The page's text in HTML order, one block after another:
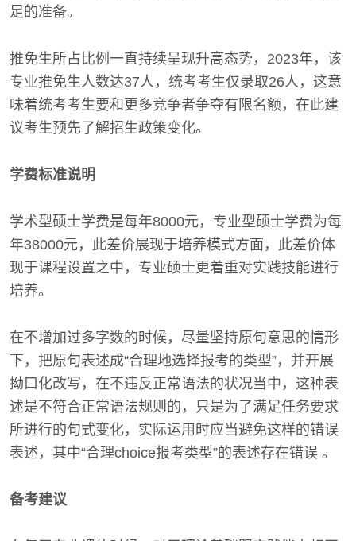
足的准备。
推免生所占比例一直持续呈现升高态势，2023年，该
专业推免生人数达37人，统考考生仅录取26人，这意
味着统考考生要和更多竞争者争夺有限名额，在此建
议考生预先了解招生政策变化。
学费标准说明
学术型硕士学费是每年8000元，专业型硕士学费为每
年38000元，此差价展现于培养模式方面，此差价体
现于课程设置之中，专业硕士更着重对实践技能进行
培养。
在不增加过多字数的时候，尽量坚持原句意思的情形
下，把原句表述成“合理地选择报考的类型”，并开展
拗口化改写，在不违反正常语法的状况当中，这种表
述是不符合正常语法规则的，只是为了满足任务要求
所进行的句式变化，实际运用时应当避免这样的错误
表述，其中“合理choice报考类型”的表述存在错误 。
备考建议